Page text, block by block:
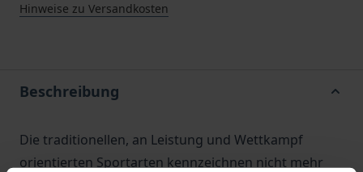
Hinweise zu Versandkosten
Beschreibung
Die traditionellen, an Leistung und Wettkampf
orientierten Sportarten kennzeichnen nicht mehr